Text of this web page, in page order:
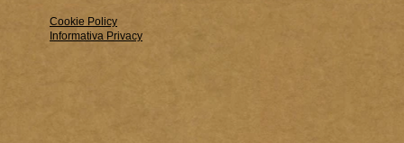
Cookie Policy
Informativa Privacy